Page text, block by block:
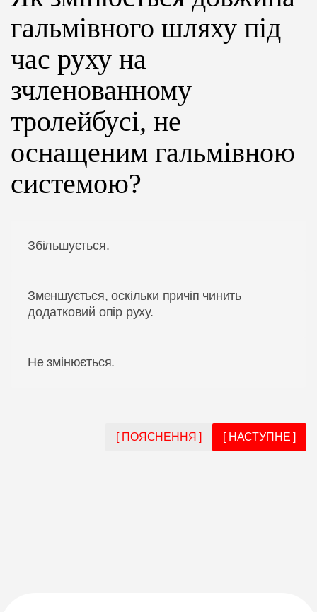
ЦІНИ
ГРАФІК
ІНСТРУКТОРИ
ОНЛАЙН НАВЧАННЯ
гальмівного шляху під
час руху на
зчленованному
тролейбусі, не
оснащеним гальмівною
системою?
Збільшується.
Зменшується, оскільки причіп чинить
додатковий опір руху.
Не змінюється.
[ ПОЯСНЕННЯ ] [ НАСТУПНЕ ]